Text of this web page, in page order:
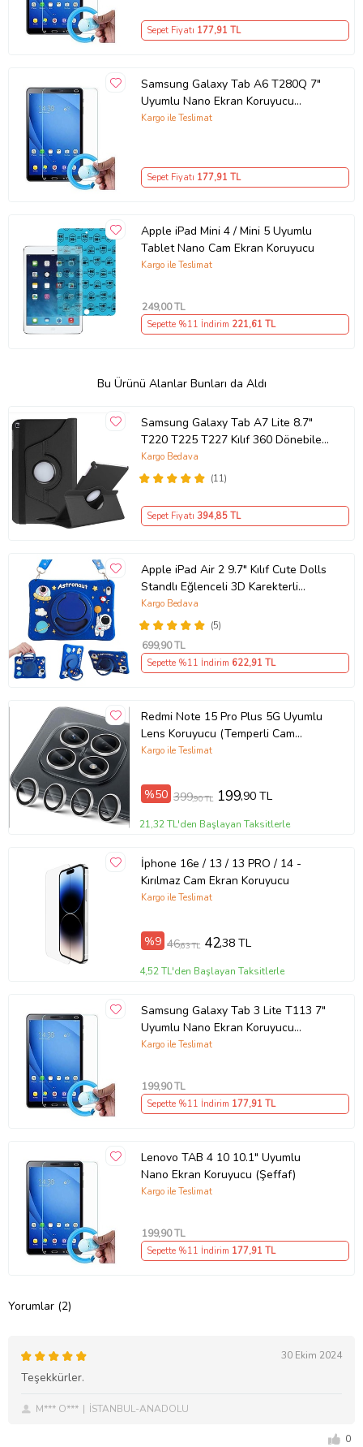
Sepet Fiyatı 177,91 TL
Samsung Galaxy Tab A6 T280Q 7"
Uyumlu Nano Ekran Koruyucu
(Şeffaf)
Kargo ile Teslimat
Sepet Fiyatı 177,91 TL
Apple iPad Mini 4 / Mini 5 Uyumlu
Tablet Nano Cam Ekran Koruyucu
Kargo ile Teslimat
249,00 TL
Sepette %11 İndirim 221,61 TL
Bu Ürünü Alanlar Bunları da Aldı
Samsung Galaxy Tab A7 Lite 8.7"
T220 T225 T227 Kılıf 360 Dönebilen
Standlı Case (Siyah)
(11)
Kargo Bedava
Sepet Fiyatı 394,85 TL
Apple iPad Air 2 9.7" Kılıf Cute Dolls
Standlı Eğlenceli 3D Karekterli
Çocuk Kıl (Gök Mavisi)
(5)
Kargo Bedava
699,90 TL
Sepette %11 İndirim 622,91 TL
Redmi Note 15 Pro Plus 5G Uyumlu
Lens Koruyucu (Temperli Cam
Kamera Koruyucu)
Kargo ile Teslimat
%50 399,90 TL 199,90 TL
21,32 TL'den Başlayan Taksitlerle
İphone 16e / 13 / 13 PRO / 14 -
Kırılmaz Cam Ekran Koruyucu
Kargo ile Teslimat
%9 46,63 TL 42,38 TL
4,52 TL'den Başlayan Taksitlerle
Samsung Galaxy Tab 3 Lite T113 7"
Uyumlu Nano Ekran Koruyucu
(Şeffaf)
Kargo ile Teslimat
199,90 TL
Sepette %11 İndirim 177,91 TL
Lenovo TAB 4 10 10.1" Uyumlu
Nano Ekran Koruyucu (Şeffaf)
Kargo ile Teslimat
199,90 TL
Sepette %11 İndirim 177,91 TL
Yorumlar (2)
30 Ekim 2024
Teşekkürler.
M*** O*** İSTANBUL-ANADOLU
0